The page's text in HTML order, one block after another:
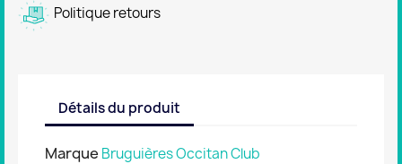
Politique retours
Détails du produit
Marque Bruguières Occitan Club